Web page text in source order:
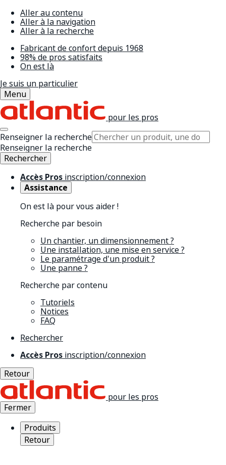
Aller au contenu
Aller à la navigation
Aller à la recherche
Fabricant de confort depuis 1968
98% de pros satisfaits
On est là
Je suis un particulier
Menu
pour les pros
Renseigner la recherche
Renseigner la recherche
Rechercher
Accès Pros inscription/connexion
Assistance
On est là pour vous aider !
Recherche par besoin
Un chantier, un dimensionnement ?
Une installation, une mise en service ?
Le paramétrage d'un produit ?
Une panne ?
Recherche par contenu
Tutoriels
Notices
FAQ
Rechercher
Accès Pros inscription/connexion
Retour
pour les pros
Fermer
Produits
Retour